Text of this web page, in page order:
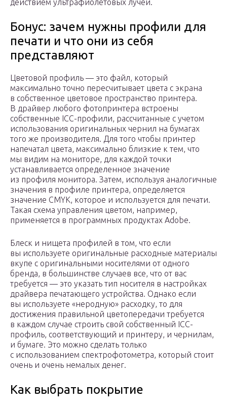
действием ультрафиолетовых лучей.
Бонус: зачем нужны профили для
печати и что они из себя
представляют
Цветовой профиль — это файл, который
максимально точно пересчитывает цвета с экрана
в собственное цветовое пространство принтера.
В драйвер любого фотопринтера встроены
собственные IСС-профили, рассчитанные с учетом
использования оригинальных чернил на бумагах
того же производителя. Для того чтобы принтер
напечатал цвета, максимально близкие к тем, что
мы видим на мониторе, для каждой точки
устанавливается определенное значение
из профиля монитора. Затем, используя аналогичные
значения в профиле принтера, определяется
значение CMYK, которое и используется для печати.
Такая схема управления цветом, например,
применяется в программных продуктах Adobe.
Блеск и нищета профилей в том, что если
вы используете оригинальные расходные материалы
вкупе с оригинальными носителями от одного
бренда, в большинстве случаев все, что от вас
требуется — это указать тип носителя в настройках
драйвера печатающего устройства. Однако если
вы используете «неродную» расходку, то для
достижения правильной цветопередачи требуется
в каждом случае строить свой собственный ICC-
профиль, соответствующий и принтеру, и чернилам,
и бумаге. Это можно сделать только
с использованием спектрофотометра, который стоит
очень и очень немалых денег.
Как выбрать покрытие